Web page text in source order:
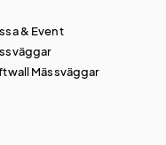
& Event
Mässväggar